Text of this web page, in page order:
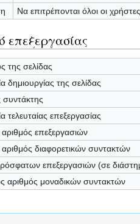
Να επιτρέπονται όλοι οι
επεξεργασίας
της σελίδας
δημιουργίας της σελίδας
συντάκτης
τελευταίας επεξεργασίας
επεξεργασιών
διαφορετικών συντακτών
επεξεργασιών (σε
αριθμός μοναδικών συντακτών